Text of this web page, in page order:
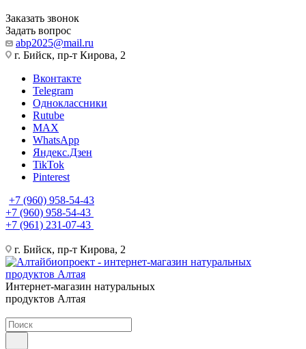
Заказать звонок
Задать вопрос
abp2025@mail.ru
г. Бийск, пр-т Кирова, 2
Вконтакте
Telegram
Одноклассники
Rutube
MAX
WhatsApp
Яндекс.Дзен
TikTok
Pinterest
+7 (960) 958-54-43
+7 (960) 958-54-43
+7 (961) 231-07-43
г. Бийск, пр-т Кирова, 2
Интернет-магазин натуральных
продуктов Алтая